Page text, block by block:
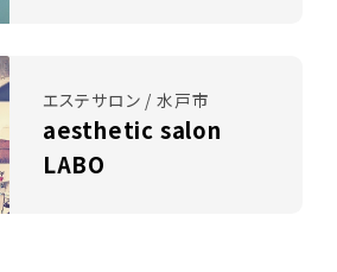
エステサロン / 水戸市
aesthetic salon
LABO